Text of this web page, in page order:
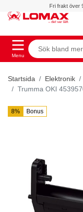
Fri frakt över
Menu
Startsida Elektronik
Trumma OKI
8% Bonus